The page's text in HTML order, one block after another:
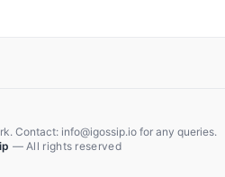
Contact: info@igossip.io for any queries.
— All rights reserved